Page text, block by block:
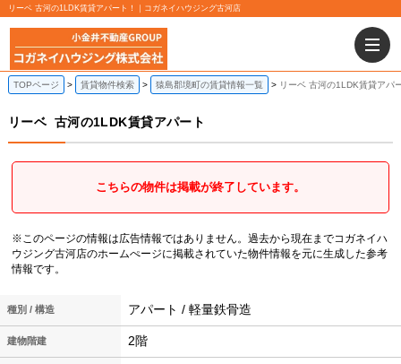
リーベ 古河の1LDK賃貸アパート！｜コガネイハウジング古河店
TOPページ 賃貸物件検索 猿島郡境町の賃貸情報一覧 リーベ 古河の1LDK賃貸アパ
リーベ 古河の1LDK賃貸アパート
こちらの物件は掲載が終了しています。
※このページの情報は広告情報ではありません。過去から現在までコガネイハ
ウジング古河店のホームぺージに掲載されていた物件情報を元に生成した参考
情報です。
種別 / 構造 アパート / 軽量鉄骨造
建物階建 2階